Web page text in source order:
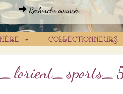
Recherche avancée
COLLECTIONNEURS